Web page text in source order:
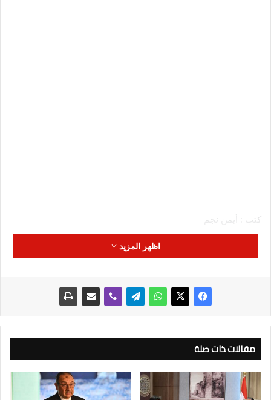
كتب : أيمن نجم
العلمين الجديدة، والمقرر إقامته خلال الفترة من 1 يوليو وحتى 30
أغسطس 2026 داخل North Square Mall، وذلك في إطار خطتها
الاستثمارية خلال موسم الصيف.
وتأتي مشاركة الشركة ضمن فعاليات المهرجان الممتدة على مدار
60 يومًا، حيث تستعرض مجموعة من أبرز مشروعاتها العقارية في
القاهرة الجديدة والمعادي، إلى جانب طرح عروض حصرية وأنظمة
اظهر المزيد
مقالات ذات صلة